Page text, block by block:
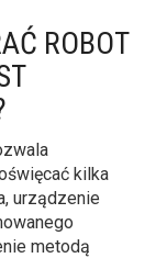
ROBOT
kilka
urządzenie
metodą